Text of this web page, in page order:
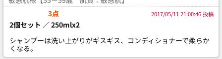
3点
2017/05/11 21:00:46 投稿
2個セット ／ 250mlx2
シャンプーは洗い上がりがギスギス、コンディショナーで柔らか
くなる。